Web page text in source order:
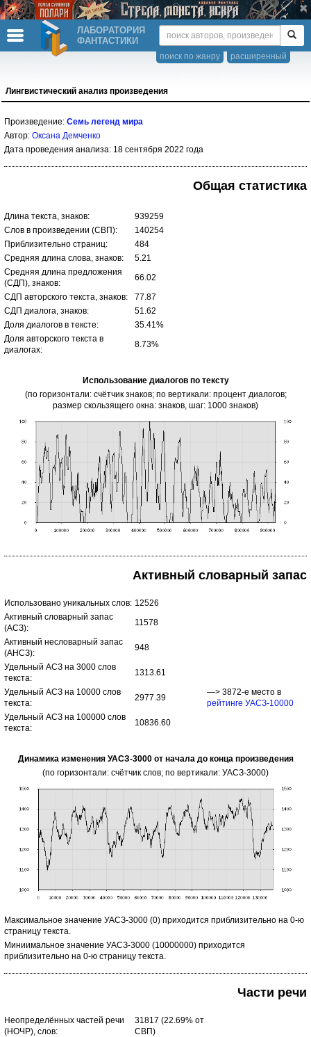
ЛАБОРАТОРИЯ
ФАНТАСТИКИ
расширенный
поиск по жанру
Лингвистический анализ произведения
Произведение: Семь легенд мира
Автор: Оксана Демченко
Дата проведения анализа: 18 сентября 2022 года
Общая статистика
Длина текста, знаков:
939259
Слов в произведении (СВП):
140254
Приблизительно страниц:
484
Средняя длина слова, знаков:
5.21
Средняя длина предложения
(СДП), знаков:
66.02
СДП авторского текста, знаков:
77.87
СДП диалога, знаков:
51.62
Доля диалогов в тексте:
35.41%
Доля авторского текста в
диалогах:
8.73%
Использование диалогов по тексту
(по горизонтали: счётчик знаков; по вертикали: процент диалогов;
размер скользящего окна: знаков, шаг: 1000 знаков)
Активный словарный запас
Использовано уникальных слов: 12526
Активный словарный запас
(АСЗ):
11578
Активный несловарный запас
(АНСЗ):
948
Удельный АСЗ на 3000 слов
текста:
1313.61
Удельный АСЗ на 10000 слов
текста:
2977.39
—> 3872-е место в
рейтинге УАСЗ-10000
Удельный АСЗ на 100000 слов
текста:
10836.60
Динамика изменения УАСЗ-3000 от начала до конца произведения
(по горизонтали: счётчик слов; по вертикали: УАСЗ-3000)
Максимальное значение УАСЗ-3000 (0) приходится приблизительно на 0-ю
страницу текста.
Миниимальное значение УАСЗ-3000 (10000000) приходится
приблизительно на 0-ю страницу текста.
Части речи
Неопределённых частей речи
(НОЧР), слов:
31817 (22.69% от
СВП)